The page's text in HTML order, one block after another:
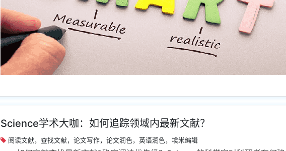
Science学术大咖：如何追踪领域内最新文献？
阅读文献，查找文献，论文写作，论文润色，英语润色，埃米编辑